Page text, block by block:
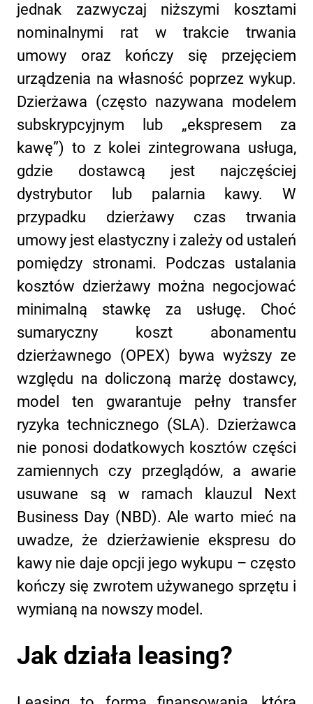
jednak zazwyczaj niższymi kosztami
nominalnymi rat w trakcie trwania
umowy oraz kończy się przejęciem
urządzenia na własność poprzez wykup.
Dzierżawa (często nazywana modelem
subskrypcyjnym lub „ekspresem za
kawę”) to z kolei zintegrowana usługa,
gdzie dostawcą jest najczęściej
dystrybutor lub palarnia kawy. W
przypadku dzierżawy czas trwania
umowy jest elastyczny i zależy od ustaleń
pomiędzy stronami. Podczas ustalania
kosztów dzierżawy można negocjować
minimalną stawkę za usługę. Choć
sumaryczny koszt abonamentu
dzierżawnego (OPEX) bywa wyższy ze
względu na doliczoną marżę dostawcy,
model ten gwarantuje pełny transfer
ryzyka technicznego (SLA). Dzierżawca
nie ponosi dodatkowych kosztów części
zamiennych czy przeglądów, a awarie
usuwane są w ramach klauzul Next
Business Day (NBD). Ale warto mieć na
uwadze, że dzierżawienie ekspresu do
kawy nie daje opcji jego wykupu – często
kończy się zwrotem używanego sprzętu i
wymianą na nowszy model.
Jak działa leasing?